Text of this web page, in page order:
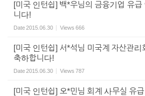
[미국 인턴쉽] 백*우님의 금융기업 유
니다!
Date2015.06.30 Views 666
[미국 인턴쉽] 서*석님 미국계 자산관
축하합니다!
Date2015.06.30 Views 787
[미국 인턴쉽] 오*민님 회계 사무실 유